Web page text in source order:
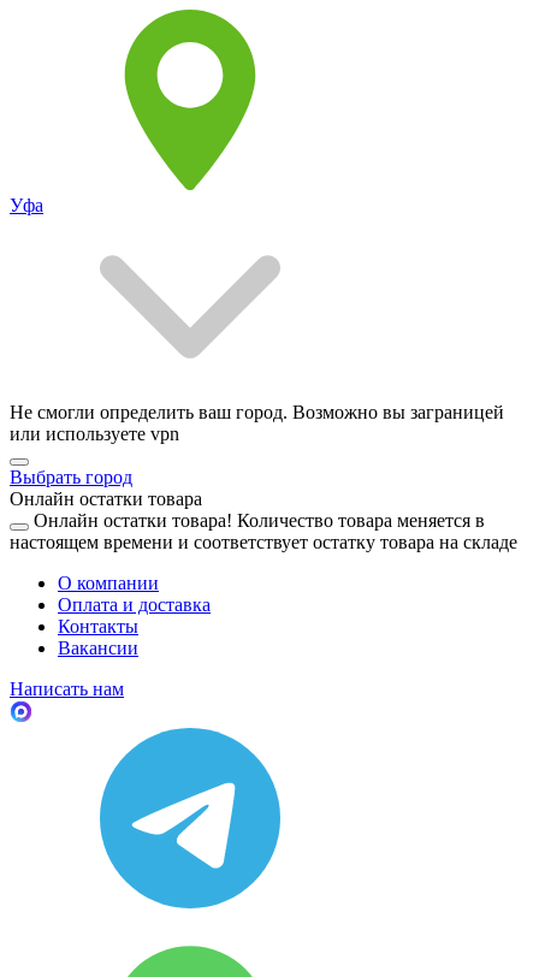
Уфа
Не смогли определить ваш город. Возможно вы заграницей
или используете vpn
Выбрать город
Онлайн остатки товара
Онлайн остатки товара! Количество товара меняется в
настоящем времени и соответствует остатку товара на складе
О компании
Оплата и доставка
Контакты
Вакансии
Написать нам